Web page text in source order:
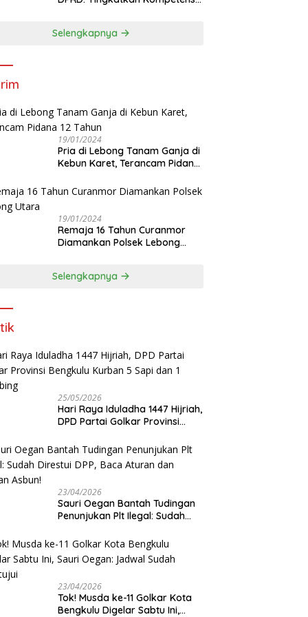
Selengkapnya
19/01/2024
Pria di Lebong Tanam Ganja di
Kebun Karet, Terancam Pidana
19/01/2024
Remaja 16 Tahun Curanmor
Diamankan Polsek Lebong
Selengkapnya
25/05/2026
Hari Raya Iduladha 1447 Hijriah,
DPD Partai Golkar Provinsi
Kambing
23/04/2026
Sauri Oegan Bantah Tudingan
Penunjukan Plt Ilegal: Sudah
Jangan Asbun!
23/04/2026
‎Tok! Musda ke-11 Golkar Kota
Bengkulu Digelar Sabtu Ini,